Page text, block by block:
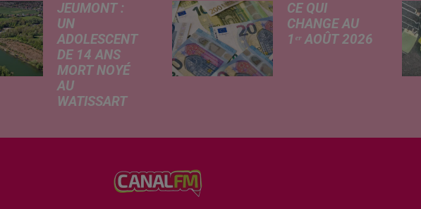
JEUMONT :
UN
ADOLESCENT
DE 14 ANS
MORT NOYÉ
AU
WATISSART
informations
lundi par nos
confrères de La
CE QUI
CHANGE AU
1ᵉʳ AOÛT 2026
de frein sur le